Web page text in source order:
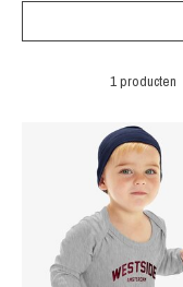
1 producten